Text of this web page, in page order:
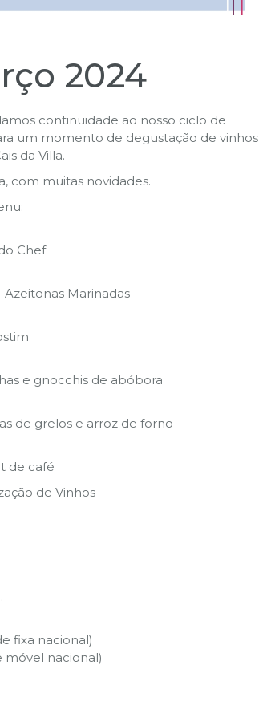
2024
continuidade ao nosso ciclo de
um momento de degustação de vinhos
da Villa.
com muitas novidades.
Chef
Marinadas
e gnocchis de abóbora
de grelos e arroz de forno
de café
de Vinhos
fixa nacional)
móvel nacional)